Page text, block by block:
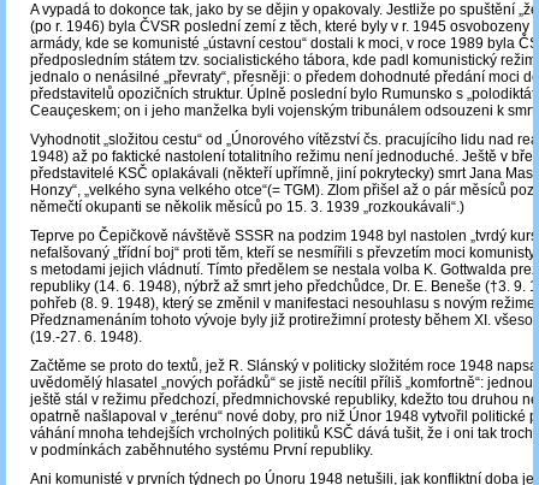
A vypadá to dokonce tak, jako by se dějin y opakovaly. Jestliže po spuštění
(po r. 1946) byla ČVSR poslední zemí z těch, které byly v r. 1945 osvobozeny
armády, kde se komunisté „ústavní cestou“ dostali k moci, v roce 1989 byla
předposledním státem tzv. socialistického tábora, kde padl komunistický
jednalo o nenásilné „převraty“, přesněji: o předem dohodnuté předání moci
představitelů opozičních struktur. Úplně poslední bylo Rumunsko s
Ceauçeskem; on i jeho manželka byli vojenským tribunálem odsouzeni k
Vyhodnotit „složitou cestu“ od „Únorového vítězství čs. pracujícího lidu nad
1948) až po faktické nastolení totalitního režimu není jednoduché. Ještě v
představitelé KSČ oplakávali (někteří upřímně, jiní pokrytecky) smrt Jana
Honzy“, „velkého syna velkého otce“(= TGM). Zlom přišel až o pár měsíců
němečtí okupanti se několik měsíců po 15. 3. 1939 „rozkoukávali“.)
Teprve po Čepičkově návštěvě SSSR na podzim 1948 byl nastolen „tvrdý
nefalšovaný „třídní boj“ proti těm, kteří se nesmířili s převzetím moci komunisty
s metodami jejich vládnutí. Tímto předělem se nestala volba K. Gottwalda
republiky (14. 6. 1948), nýbrž až smrt jeho předchůdce, Dr. E. Beneše (†3. 9.
pohřeb (8. 9. 1948), který se změnil v manifestaci nesouhlasu s novým
Předznamenáním tohoto vývoje byly již protirežimní protesty během XI.
(19.-27. 6. 1948).
Začtěme se proto do textů, jež R. Slánský v politicky složitém roce 1948
uvědomělý hlasatel „nových pořádků“ se jistě necítil příliš „komfortně“:
ještě stál v režimu předchozí, předmnichovské republiky, kdežto tou druhou
opatrně našlapoval v „terénu“ nové doby, pro niž Únor 1948 vytvořil politické
váhání mnoha tehdejších vrcholných politiků KSČ dává tušit, že i oni tak
v podmínkách zaběhnutého systému První republiky.
Ani komunisté v prvních týdnech po Únoru 1948 netušili, jak konfliktní doba je